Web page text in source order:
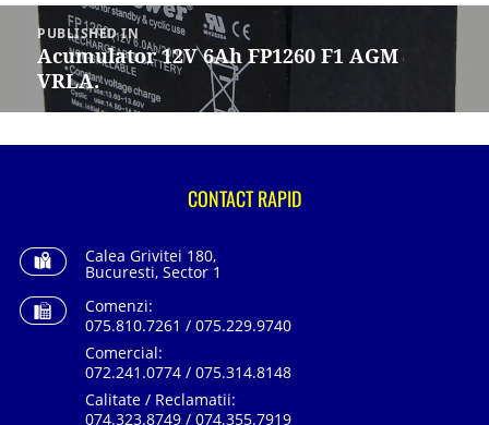
Navigare
articole
PUBLISHED IN
Acumulator 12V 6Ah FP1260 F1 AGM
VRLA.
CONTACT RAPID
Calea Grivitei 180,
Bucuresti, Sector 1
Comenzi:
075.810.7261 / 075.229.9740
Comercial:
072.241.0774 / 075.314.8148
Calitate / Reclamatii:
074.323.8749 / 074.355.7919